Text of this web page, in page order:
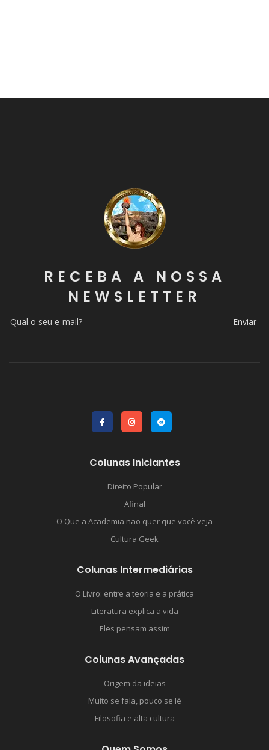
RECEBA A NOSSA
NEWSLETTER
Enviar
Colunas Iniciantes
Direito Popular
Afinal
O Que a Academia não quer que você veja
Cultura Geek
Colunas Intermediárias
O Livro: entre a teoria e a prática
Literatura explica a vida
Eles pensam assim
Colunas Avançadas
Origem da ideias
Muito se fala, pouco se lê
Filosofia e alta cultura